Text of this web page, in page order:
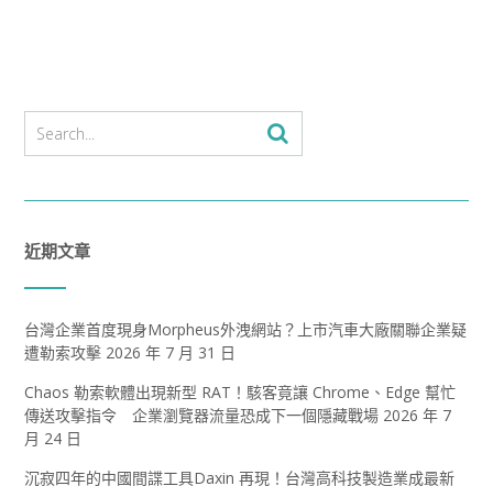
近期文章
台灣企業首度現身Morpheus外洩網站？上市汽車大廠關聯企業疑
遭勒索攻擊 2026 年 7 月 31 日
Chaos 勒索軟體出現新型 RAT！駭客竟讓 Chrome、Edge 幫忙
傳送攻擊指令 企業瀏覽器流量恐成下一個隱藏戰場 2026 年 7
月 24 日
沉寂四年的中國間諜工具Daxin 再現！台灣高科技製造業成最新